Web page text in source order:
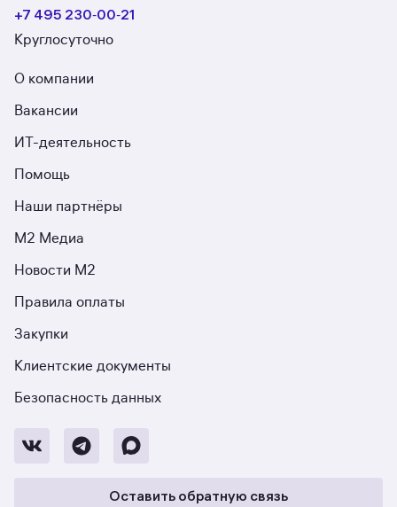
+7 495 230‑00‑21
Круглосуточно
О компании
Вакансии
ИТ-деятельность
Помощь
Наши партнёры
М2 Медиа
Новости М2
Правила оплаты
Закупки
Клиентские документы
Безопасность данных
Оставить обратную связь